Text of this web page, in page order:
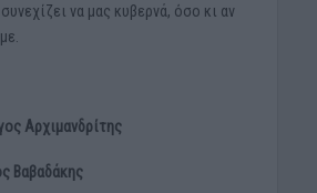
να μας κυβερνά, όσο κι αν
Αρχιμανδρίτης
Βαβαδάκης